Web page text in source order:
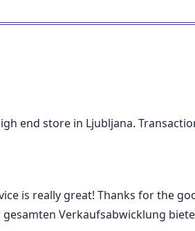
end store in Ljubljana.
is really great! Thanks for the
Verkaufsabwicklung